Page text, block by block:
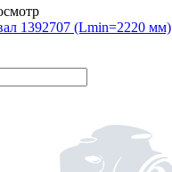
1392707 (Lmin=2220 мм)